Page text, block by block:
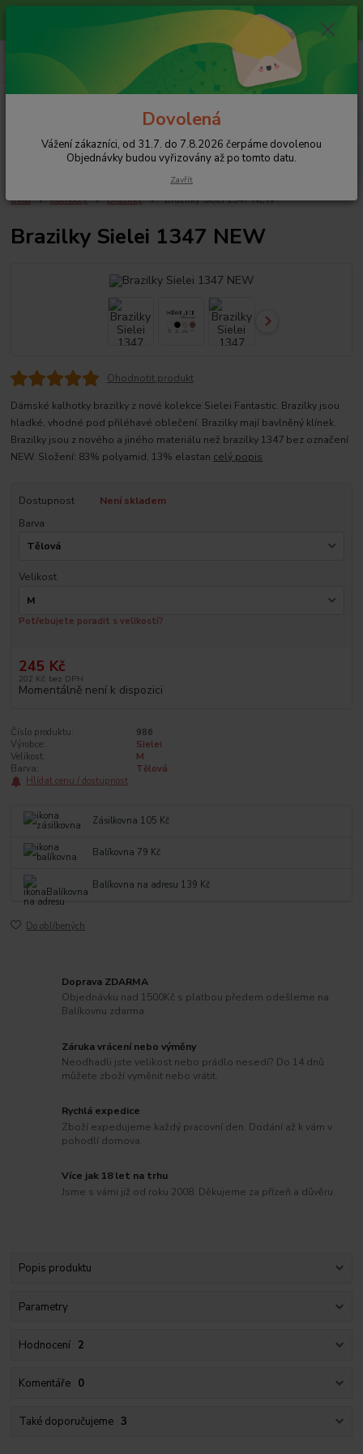
Vážení zákazníci, od 31.7. do 7.8.2026 čerpáme dovolenou
Objednávky budou vyřizovány až po tomto datu.
+420 608 754 282
pište email, pokud nezvedám tel.
Úvod Kalhotky Brazilky Brazilky Sielei 1347 NEW
Brazilky Sielei 1347 NEW
Ohodnotit produkt
Dámské kalhotky brazilky z nové kolekce Sielei Fantastic. Brazilky jsou
hladké, vhodné pod přiléhavé oblečení. Brazilky mají bavlněný klínek.
Brazilky jsou z nového a jiného materiálu než brazilky 1347 bez označení
NEW. Složení: 83% polyamid, 13% elastan celý popis
Dostupnost
Není skladem
Barva
Velikost
Potřebujete poradit s velikostí?
245 Kč
202 Kč bez DPH
Momentálně není k dispozici
Číslo produktu:
986
Výrobce:
Sielei
Velikost:
M
Barva:
Tělová
Hlídat cenu / dostupnost
Zásilkovna 105 Kč
Balíkovna 79 Kč
Balíkovna na adresu 139 Kč
Do oblíbených
Doprava ZDARMA
Objednávku nad 1500Kč s platbou předem odešleme na
Balíkovnu zdarma.
Záruka vrácení nebo výměny
Neodhadli jste velikost nebo prádlo nesedí? Do 14 dnů
můžete zboží vyměnit nebo vrátit.
Rychlá expedice
Zboží expedujeme každý pracovní den. Dodání až k vám v
pohodlí domova.
Více jak 18 let na trhu
Jsme s vámi již od roku 2008. Děkujeme za přízeň a důvěru.
Popis produktu
Parametry
Hodnocení 2
Komentáře 0
Také doporučujeme 3
Dovolená
Vážení zákazníci, od 31.7. do 7.8.2026 čerpáme dovolenou
Objednávky budou vyřizovány až po tomto datu.
Zavřít